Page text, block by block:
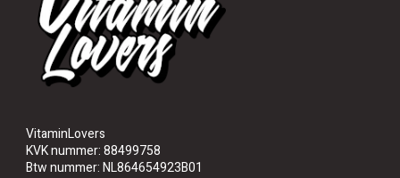
VitaminLovers
KVK nummer: 88499758
Btw nummer: NL864654923B01